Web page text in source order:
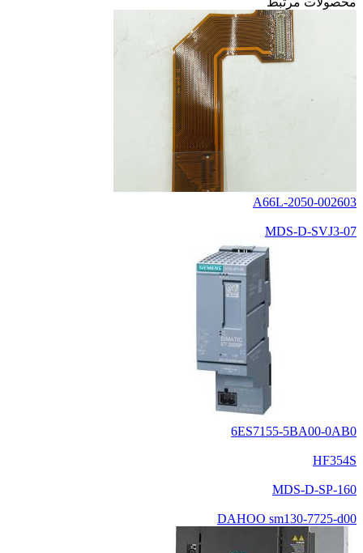
A66L-2050-002603
MDS-D-SVJ3-07
6ES7155-5BA00-0AB0
HF354S
MDS-D-SP-160
DAHOO sm130-7725-d00